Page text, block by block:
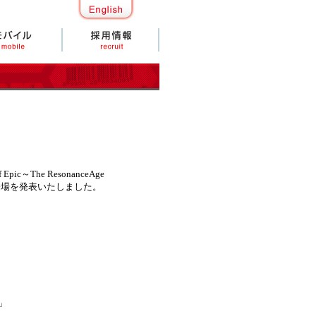
～The ResonanceAge
を発表いたしました。